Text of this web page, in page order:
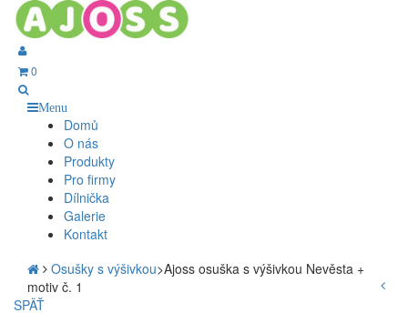
0
Menu
Domů
O nás
Produkty
Pro firmy
Dílnička
Galerie
Kontakt
Osušky s výšivkou>Ajoss osuška s výšivkou Nevěsta +
motiv č. 1
SPÄŤ